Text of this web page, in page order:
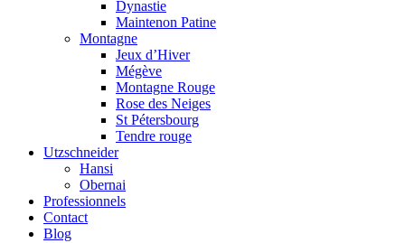
Dynastie
Maintenon Patine
Montagne
Jeux d’Hiver
Mégève
Montagne Rouge
Rose des Neiges
St Pétersbourg
Tendre rouge
Utzschneider
Hansi
Obernai
Professionnels
Contact
Blog